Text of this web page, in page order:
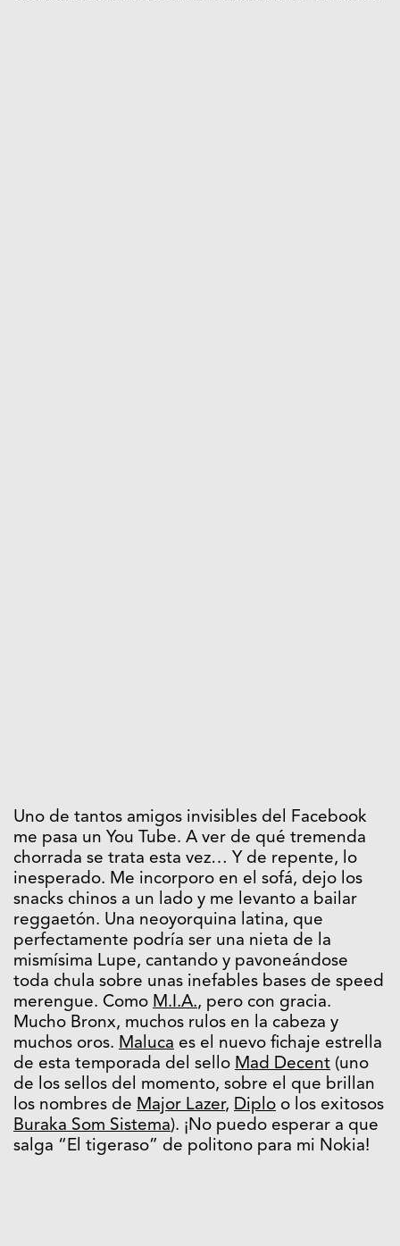
Uno de tantos amigos invisibles del Facebook
me pasa un You Tube. A ver de qué tremenda
chorrada se trata esta vez… Y de repente, lo
inesperado. Me incorporo en el sofá, dejo los
snacks chinos a un lado y me levanto a bailar
reggaetón. Una neoyorquina latina, que
perfectamente podría ser una nieta de la
mismísima Lupe, cantando y pavoneándose
toda chula sobre unas inefables bases de speed
merengue. Como M.I.A., pero con gracia.
Mucho Bronx, muchos rulos en la cabeza y
muchos oros. Maluca es el nuevo fichaje estrella
de esta temporada del sello Mad Decent (uno
de los sellos del momento, sobre el que brillan
los nombres de Major Lazer, Diplo o los exitosos
Buraka Som Sistema). ¡No puedo esperar a que
salga “El tigeraso” de politono para mi Nokia!